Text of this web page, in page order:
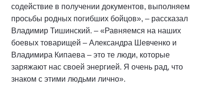
содействие в получении документов, выполняем
просьбы родных погибших бойцов», – рассказал
Владимир Тишинский. – «Равняемся на наших
боевых товарищей – Александра Шевченко и
Владимира Кипаева – это те люди, которые
заряжают нас своей энергией. Я очень рад, что
знаком с этими людьми лично».